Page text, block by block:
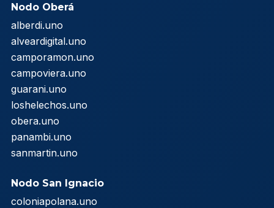
Nodo Oberá
alberdi.uno
alveardigital.uno
camporamon.uno
campoviera.uno
guarani.uno
loshelechos.uno
obera.uno
panambi.uno
sanmartin.uno
Nodo San Ignacio
coloniapolana.uno